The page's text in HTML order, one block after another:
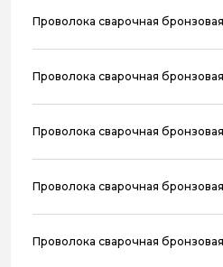
Проволока сварочная
Проволока сварочная
Проволока сварочная
Проволока сварочная
Проволока сварочная